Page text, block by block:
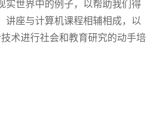
实世界中的例子，以帮助我们得
讲座与计算机课程相辅相成，以
术进行社会和教育研究的动手培